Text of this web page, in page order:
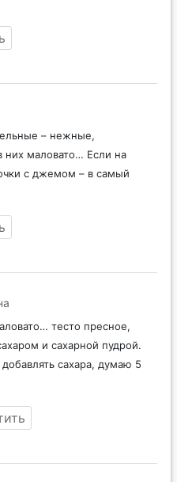
– нежные,
них маловато… Если на
с джемом – в самый
тесто пресное,
и сахарной пудрой.
сахара, думаю 5